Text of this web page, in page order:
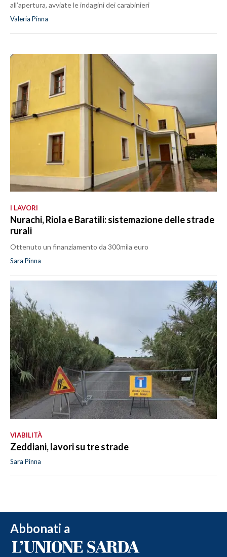
all’apertura, avviate le indagini dei carabinieri
Valeria Pinna
I LAVORI
Nurachi, Riola e Baratili: sistemazione delle strade
rurali
Ottenuto un finanziamento da 300mila euro
Sara Pinna
VIABILITÀ
Zeddiani, lavori su tre strade
Sara Pinna
Abbonati a